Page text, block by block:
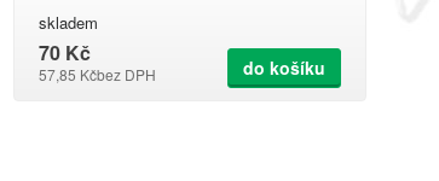
skladem
70 Kč
57,85 Kčbez DPH do košíku